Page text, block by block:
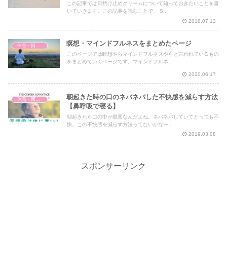
この記事では日焼け止めクリームについて知っておきたいことを書
いていきます。この記事を読むことで、 S...
2018.07.13
休息・回復・不調対策 瞑想・マインドフルネスをまとめたページ
このページでは瞑想やらマインドフルネスやらと言われているもの
をまとめていくページです。マインドフルネ...
2020.06.17
休息・回復・不調対策
朝起きた時の口のネバネバした不快感を減らす方法
【鼻呼吸で寝る】
朝起きたら口の中が最悪なんだよね。ネバネバしていてとっても不
快。この不快感を減らす方法ってないかなー...
2019.03.08
スポンサーリンク